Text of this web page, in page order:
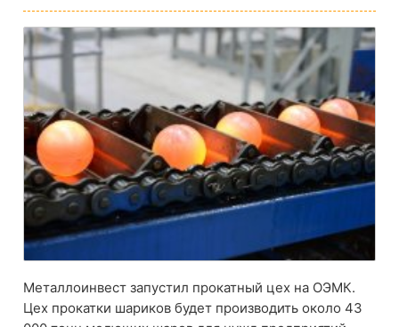
Металлоинвест запустил прокатный цех на ОЭМК.
Цех прокатки шариков будет производить около 43